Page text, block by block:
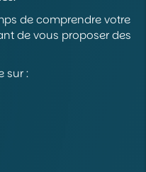
de comprendre votre
de vous proposer des
sur :